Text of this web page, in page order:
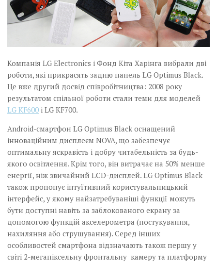
Компанія LG Electronics і Фонд Кіта Харінга вибрали дві
роботи, які прикрасять задню панель LG Optimus Black.
Це вже другий досвід співробітництва: 2008 року
результатом спільної роботи стали теми для моделей
LG KF600 і LG KF700.
Android-смартфон LG Optimus Black оснащений
інноваційним дисплеєм NOVA, що забезпечує
оптимальну яскравість і добру читабельність за будь-
якого освітлення. Крім того, він витрачає на 50% менше
енергії, ніж звичайний LCD-дисплей. LG Optimus Black
також пропонує інтуїтивний користувальницький
інтерфейс, у якому найзатребуваніші функції можуть
бути доступні навіть за заблокованого екрану за
допомогою функцій акселерометра (постукування,
нахиляння або струшування). Серед інших
особливостей смартфона відзначають також першу у
світі 2-мегапіксельну фронтальну камеру та платформу